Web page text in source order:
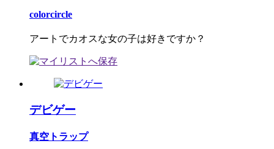
colorcircle
アートでカオスな女の子は好きですか？
デビゲー
真空トラップ